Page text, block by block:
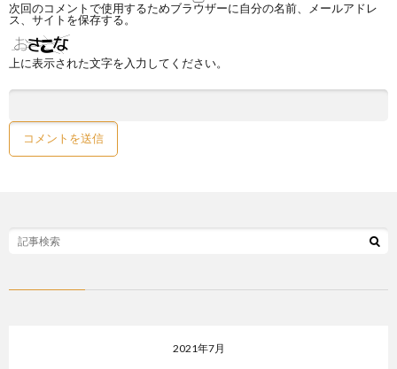
次回のコメントで使用するためブラウザーに自分の名前、メールアドレ
ス、サイトを保存する。
上に表示された文字を入力してください。
2021年7月